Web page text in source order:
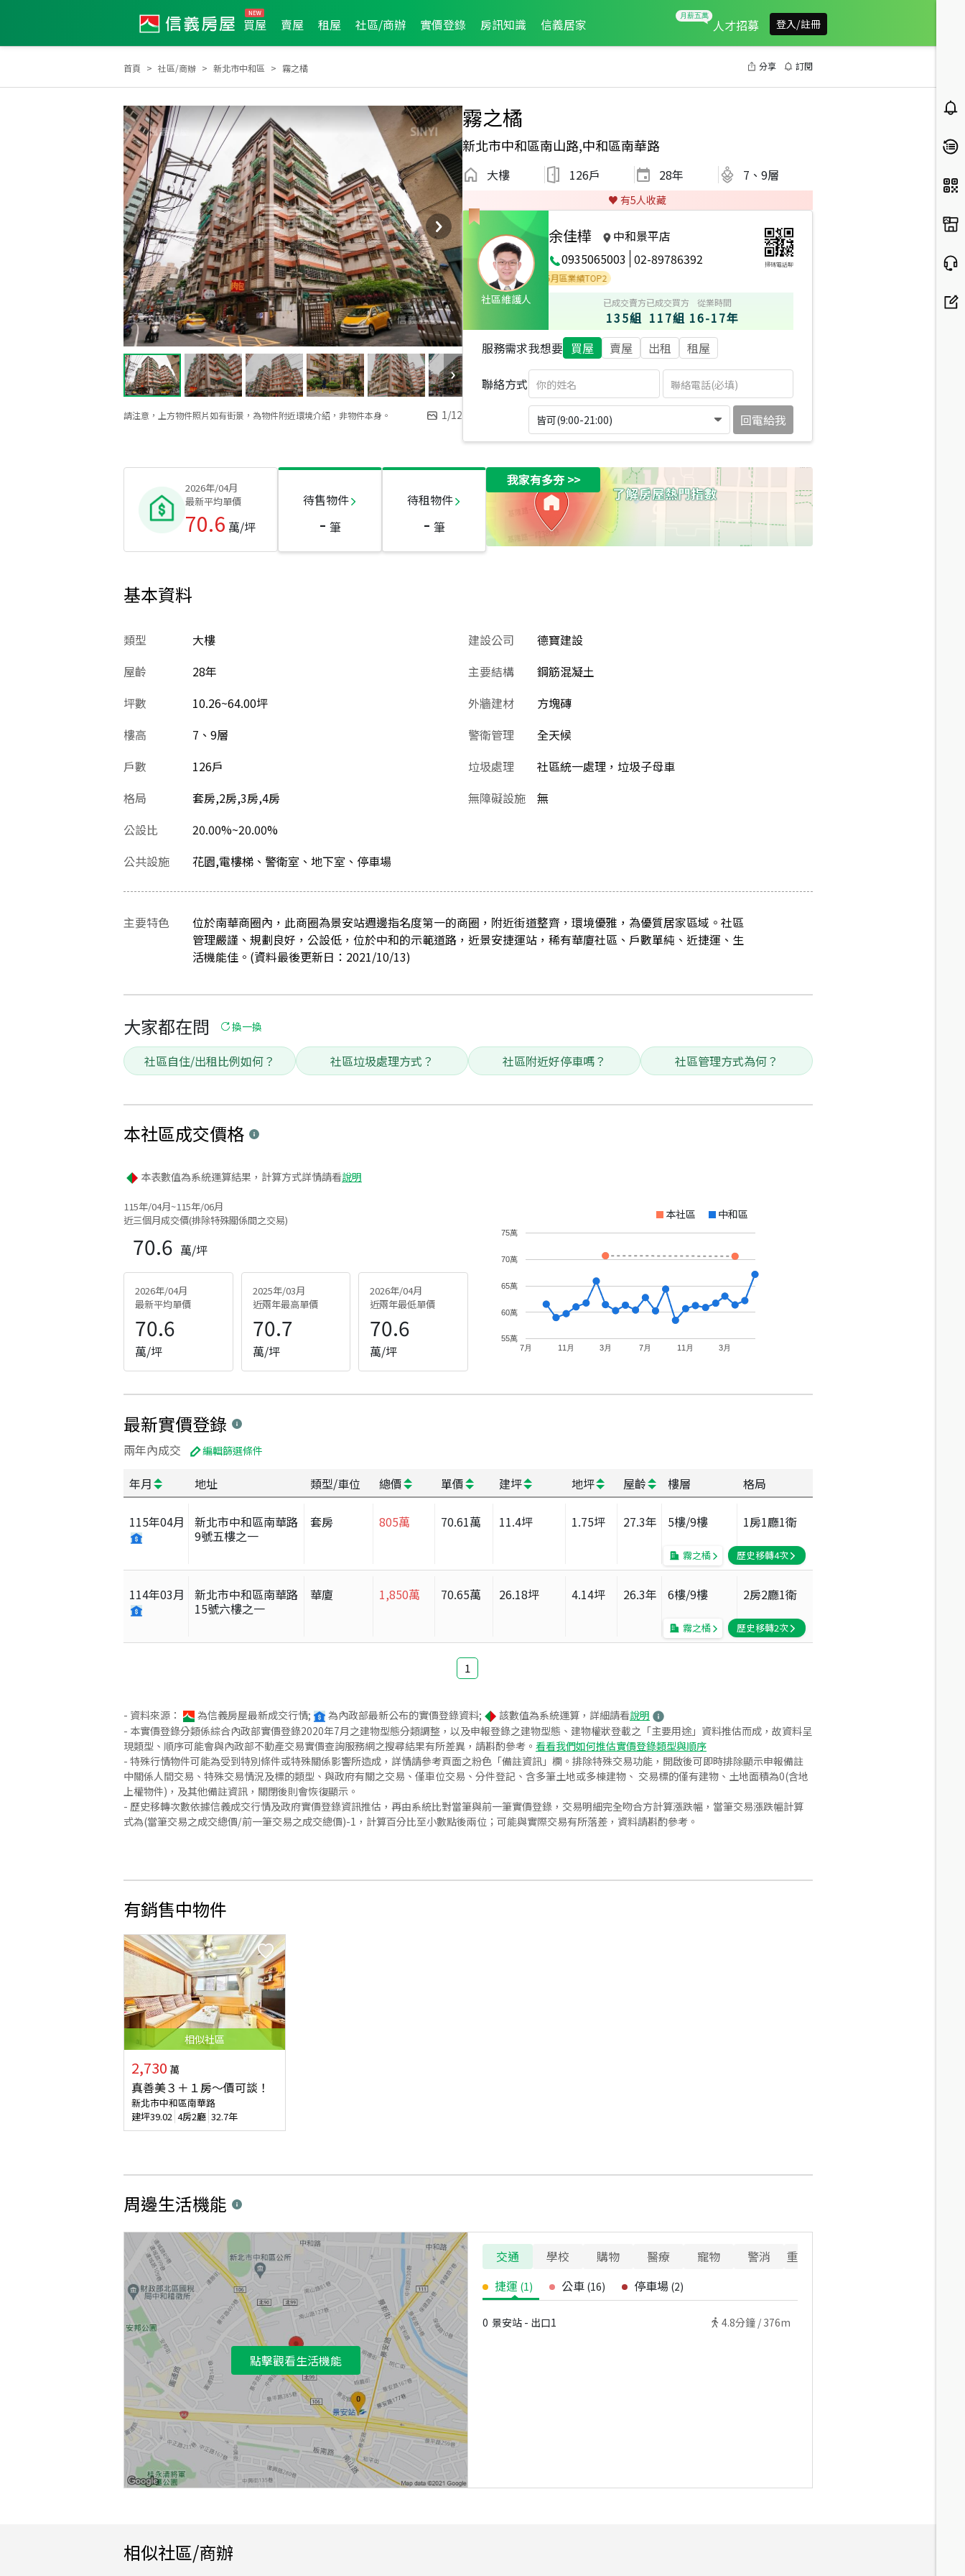
買屋 賣屋 租屋 社區/商辦 實價登錄 房訊知識 信義居家 人才招募 登入/註冊
首頁 社區/商辦 新北市中和區 霧之橘 分享 訂閱
請注意，上方物件照片如有街景，為物件附近環境介紹，非物件本身。 1/12
霧之橘
新北市中和區南山路,中和區南華路
大樓 126戶 28年 7、9層
♥️ 有5人收藏
社區維護人
余佳樺
中和景平店
0935065003 02-89786392 掃碼電話聊
2010年新秀獎 2023年度服務品質獎 2023年第3季度服務品質獎 2023年1月區業績TOP2
2022年5月區業績TOP2
已成交賣方
135組
已成交買方
117組
從業時間
16-17年
服務需求我想要 買屋 賣屋 出租 租屋
聯絡方式
皆可(9:00-21:00) 回電給我
2026年/04月
最新平均單價
70.6 萬/坪
待售物件
- 筆
待租物件
- 筆
我家有多夯>>
基本資料
類型
大樓
屋齡
28年
坪數
10.26~64.00坪
樓高
7、9層
戶數
126戶
格局
套房,2房,3房,4房
公設比
20.00%~20.00%
建設公司
德寶建設
主要結構
鋼筋混凝土
外牆建材
方塊磚
警衛管理
全天候
垃圾處理
社區統一處理，垃圾子母車
無障礙設施
無
公共設施 花園,電樓梯、警衛室、地下室、停車場
主要特色
位於南華商圈內，此商圈為景安站週邊指名度第一的商圈，附近街道整齊，環境優雅，為優質居家區域。社區
管理嚴謹、規劃良好，公設低，位於中和的示範道路，近景安捷運站，稀有華廈社區、戶數單純、近捷運、生
活機能佳。(資料最後更新日：2021/10/13)
大家都在問 換一換
社區自住/出租比例如何？ 社區垃圾處理方式？ 社區附近好停車嗎？ 社區管理方式為何？
本社區成交價格
本表數值為系統運算結果，計算方式詳情請看說明
115年/04月~115年/06月
近三個月成交價(排除特殊關係間之交易)
70.6 萬/坪
2026年/04月
最新平均單價
70.6
萬/坪
2025年/03月
近兩年最高單價
70.7
萬/坪
2026年/04月
近兩年最低單價
70.6
萬/坪
本社區 中和區
7月 11月 3月 7月 11月 3月
55萬
60萬
65萬
70萬
75萬
最新實價登錄
兩年內成交 編輯篩選條件
年月 地址 類型/車位 總價 單價 建坪 地坪 屋齡 樓層 格局
115年04月
新北市中和區南華路
9號五樓之一
套房 805萬 70.61萬 11.4坪 1.75坪 27.3年 5樓/9樓 1房1廳1衛
霧之橘 歷史移轉4次
114年03月
新北市中和區南華路
15號六樓之一
華廈 1,850萬 70.65萬 26.18坪 4.14坪 26.3年 6樓/9樓 2房2廳1衛
霧之橘 歷史移轉2次
1
- 資料來源： 為信義房屋最新成交行情; 為內政部最新公布的實價登錄資料; 該數值為系統運算，詳細請看說明
- 本實價登錄分類係綜合內政部實價登錄2020年7月之建物型態分類調整，以及申報登錄之建物型態、建物權狀登載之「主要用途」資料推估而成，故資料呈
現類型、順序可能會與內政部不動產交易實價查詢服務網之搜尋結果有所差異，請斟酌參考。 看看我們如何推估實價登錄類型與順序
- 特殊行情物件可能為受到特別條件或特殊關係影響所造成，詳情請參考頁面之粉色「備註資訊」欄。排除特殊交易功能，開啟後可即時排除顯示申報備註
中關係人間交易、特殊交易情況及標的類型、與政府有關之交易、僅車位交易、分件登記、含多筆土地或多棟建物、 交易標的僅有建物、土地面積為0(含地
上權物件)，及其他備註資訊，關閉後則會恢復顯示。
- 歷史移轉次數依據信義成交行情及政府實價登錄資訊推估，再由系統比對當筆與前一筆實價登錄，交易明細完全吻合方計算漲跌幅，當筆交易漲跌幅計算
式為(當筆交易之成交總價/前一筆交易之成交總價)-1，計算百分比至小數點後兩位；可能與實際交易有所落差，資料請斟酌參考。
有銷售中物件
相似社區
2,730 萬
真善美３＋１房～價可談！
新北市中和區南華路
建坪39.02 4房2廳 32.7年
周邊生活機能
點擊觀看生活機能
交通 學校 購物 醫療 寵物 警消
重要設施
捷運 (1) 公車 (16) 停車場 (2)
0 景安站 - 出口1 4.8分鐘 / 376m
相似社區/商辦